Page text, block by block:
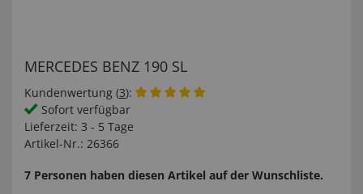
MERCEDES BENZ 190 SL
Kundenwertung (3):
Sofort verfügbar
Lieferzeit: 3 - 5 Tage
Artikel-Nr.: 26366
7 Personen haben diesen Artikel auf der Wunschliste.